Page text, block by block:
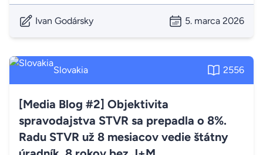
Ivan Godársky 5. marca 2026
Slovakia 2556
[Media Blog #2] Objektivita
spravodajstva STVR sa prepadla o 8%.
Radu STVR už 8 mesiacov vedie štátny